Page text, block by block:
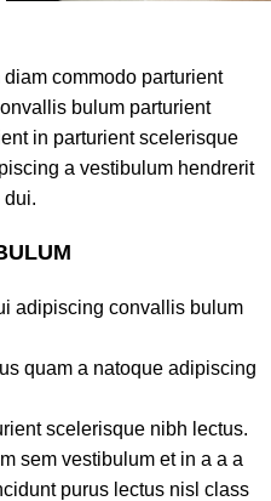
commodo parturient
bulum parturient
in parturient scelerisque
a vestibulum hendrerit
dui.
adipiscing convallis bulum
quam a natoque adipiscing
scelerisque nibh lectus.
sem vestibulum et in a a a
purus lectus nisl class